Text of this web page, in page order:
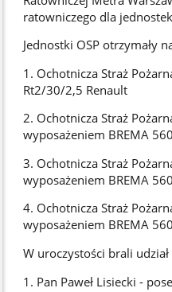
ratowniczego dla
Jednostki OSP otrzymały
1. Ochotnicza Straż
Rt2/30/2,5 Renault
2. Ochotnicza Straż
wyposażeniem BREMA
3. Ochotnicza Straż
wyposażeniem BREMA
4. Ochotnicza Straż
wyposażeniem BREMA
W uroczystości brali
1. Pan Paweł Lisiecki -